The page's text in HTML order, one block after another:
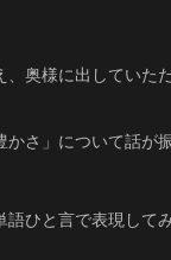
、奥様に出していた
さ」について話が振
語ひと言で表現して